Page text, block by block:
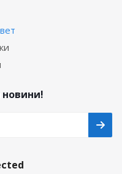
новини!